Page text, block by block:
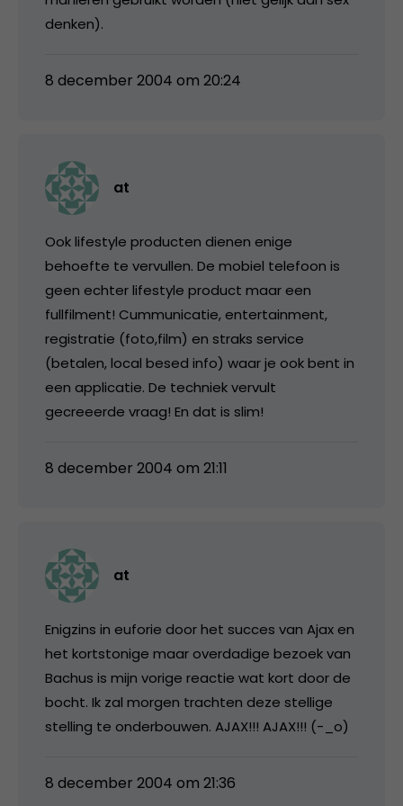
denken).
8 december 2004 om 20:24
at
Ook lifestyle producten dienen enige
behoefte te vervullen. De mobiel telefoon is
geen echter lifestyle product maar een
fullfilment! Cummunicatie, entertainment,
registratie (foto,film) en straks service
(betalen, local besed info) waar je ook bent in
een applicatie. De techniek vervult
gecreeerde vraag! En dat is slim!
8 december 2004 om 21:11
at
Enigzins in euforie door het succes van Ajax en
het kortstonige maar overdadige bezoek van
Bachus is mijn vorige reactie wat kort door de
bocht. Ik zal morgen trachten deze stellige
stelling te onderbouwen. AJAX!!! AJAX!!! (-_o)
8 december 2004 om 21:36